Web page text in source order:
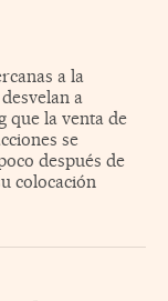
a la
a
que la venta de
se
después de
colocación